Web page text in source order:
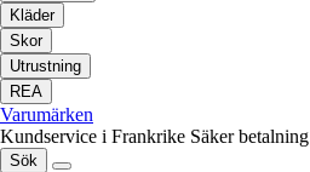
Kläder
Skor
Utrustning
REA
Varumärken
Kundservice i Frankrike Säker betalning
Sök